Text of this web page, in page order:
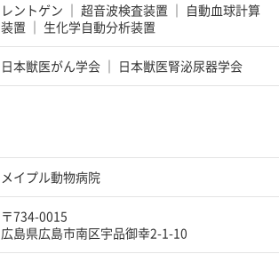
レントゲン 超音波検査装置
自動血球計算
装置
生化学自動分析装置
日本獣医がん学会 日本獣医腎泌尿器学会
メイプル動物病院
〒734-0015
広島県広島市南区宇品御幸2-1-10